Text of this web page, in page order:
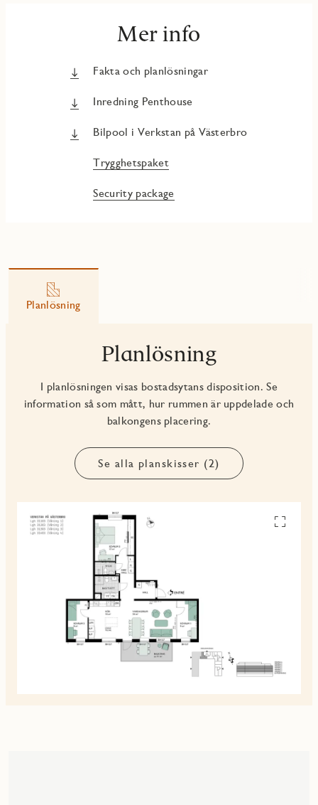
Mer info
Fakta och planlösningar
Inredning Penthouse
Bilpool i Verkstan på Västerbro
Trygghetspaket
Security package
Planlösning
Planlösning
I planlösningen visas bostadsytans disposition. Se
information så som mått, hur rummen är uppdelade och
balkongens placering.
Se alla planskisser (2)
Se